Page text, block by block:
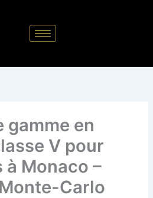
gamme en
V pour
Monaco –
Carlo